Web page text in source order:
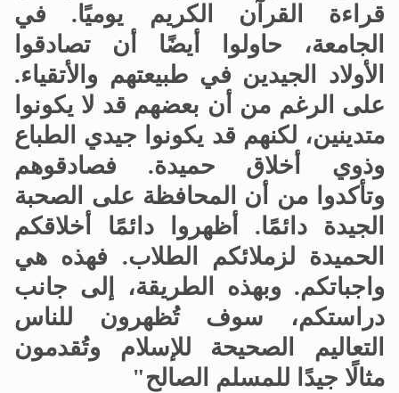
قراءة القرآن الكريم يوميًا. في
الجامعة، حاولوا أيضًا أن تصادقوا
الأولاد الجيدين في طبيعتهم والأتقياء.
على الرغم من أن بعضهم قد لا يكونوا
متدينين، لكنهم قد يكونوا جيدي الطباع
وذوي أخلاق حميدة. فصادقوهم
وتأكدوا من أن المحافظة على الصحبة
الجيدة دائمًا. أظهروا دائمًا أخلاقكم
الحميدة لزملائكم الطلاب. فهذه هي
واجباتكم. وبهذه الطريقة، إلى جانب
دراستكم، سوف تُظهرون للناس
التعاليم الصحيحة للإسلام وتُقدمون
مثالًا جيدًا للمسلم الصالح"